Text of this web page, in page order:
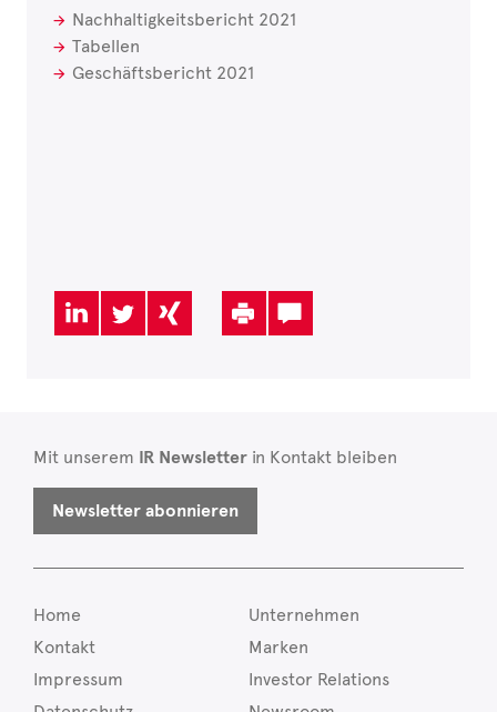
Nachhaltigkeitsbericht 2021
Tabellen
Geschäftsbericht 2021
Mit unserem IR Newsletter in Kontakt bleiben
Newsletter abonnieren
Home
Kontakt
Impressum
Unternehmen
Marken
Investor Relations